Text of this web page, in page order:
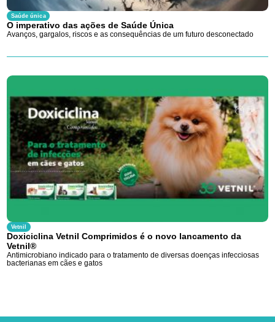
Saúde única
O imperativo das ações de Saúde Única
Avanços, gargalos, riscos e as consequências de um futuro desconectado
Vetnil
Doxiciclina Vetnil Comprimidos é o novo lancamento da
Vetnil®
Antimicrobiano indicado para o tratamento de diversas doenças infecciosas
bacterianas em cães e gatos